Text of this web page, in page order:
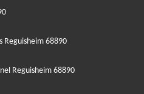
Reguisheim 68890
Reguisheim 68890